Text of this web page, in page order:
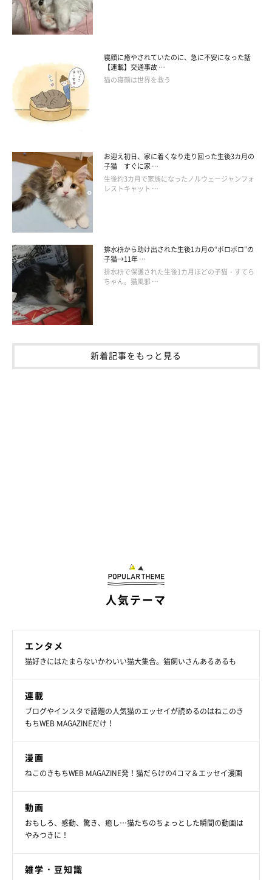
ソファの背もたれの上に乗るくまこちゃん
@kuroneko_kuma5
素直じゃない部分もあるけれど、そんなくまこちゃんのツンデレ
な態度にキュンとしている飼い主さん。
「これからも仲良くケンカをしながら、お互いおばあちゃんにな
るまで元気に過ごしたいです」と、くまこちゃんとの今後につい
寝顔に癒やされていたのに、急に不安になった話
【連載】交通事故 …
猫の寝顔は世界を救う
お迎え初日、家に着くなり走り回った生後3カ月の
子猫 すぐに家 …
生後約3カ月で家族になったノルウェージャンフォ
レストキャット …
排水枡から助け出された生後1カ月の“ボロボロ”の
子猫→11年 …
排水枡で保護された生後1カ月ほどの子猫・すてら
ちゃん。猫風邪 …
新着記事をもっと見る
人気テーマ
エンタメ
猫好きにはたまらないかわいい猫大集合。猫飼いさんあるあるも
連載
ブログやインスタで話題の人気猫のエッセイが読めるのはねこのき
もちWEB MAGAZINEだけ！
漫画
ねこのきもちWEB MAGAZINE発！猫だらけの4コマ＆エッセイ漫画
動画
おもしろ、感動、驚き、癒し…猫たちのちょっとした瞬間の動画は
やみつきに！
雑学・豆知識